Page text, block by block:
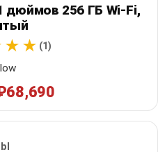
дюймов 256 ГБ Wi‑Fi,
(1)